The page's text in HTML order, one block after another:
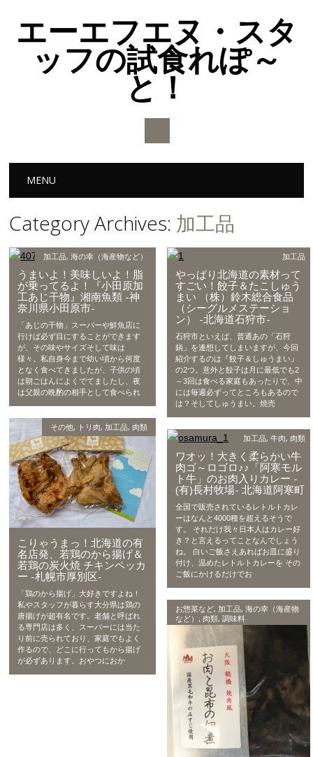
エーエフエヌ・スタ
ッフの試食れぽ～
と！
Main menu
MENU
Category Archives: 加工品
加工品,海の幸（海産物など）
うまいよ！美味しいよ！脂
が乗ってるよ！『小田原加
工あじ干物』湘南魚類 -神
奈川県小田原市-
「あじの干物」スーパーや鮮魚店に
行けば必ず目にすることができます
が、その味やサイズそして味は
様々。私自身今まで幼い頃から何度
となく食べてきましたが、子供の頃
は朝ごはんによくでてましたし、夜
は父親の晩酌の相手として食べられ
加工品
やっぱり北海道の素材って
すごい！餃子＆たこしゅう
まい （株）鈴木総合食品
（シーグルメステーショ
ン） -北海道石狩市-
石狩市といえば、普通あの「石狩
鍋」を連想してしまいますが、今回
紹介するのは『餃子＆しゅうまい』
の2つ。意外と餃子は月に最低でも2
～3回は食べる家庭もあったりで、中
には毎週必ずってところもあるので
は？そしてしゅうまい。焼売
その他, トリ肉,加工品, 肉類
こりゃうまっ！北海道の有
名店発、若鶏のから揚げ＆
若鶏の炭火焼 チキンペッカ
ー -札幌市厚別区-
「鶏のから揚げ」大好きですよね！
私やスタッフが暮らす大分県は鶏の
唐揚げが超有名です。老舗と呼ばれ
る専門店は多く、スーパーには当た
り前に売られており、家庭でもよく
作るので、どこに行ってもから揚げ
が必ずあります。おやつにおか
加工品,牛肉, 肉類
ワオッ！大きく柔らかい牛
肉ゴ～ロゴロ♪♪「阿寒モル
ト牛」のお肉入りカレー -
(有)長村牧場- 北海道阿寒町
全国で販売されているレトルトカレ
ーはなんと4000種を超えるそうで
す。 それだけ我々日本人はカレー好
き？と言えるってことなんでしょう
ね。 白いご飯さえあればお皿に盛り
付け、温めたレトルトカレーを その
ご飯にかけるだけでお
お惣菜など,加工品,海の幸（海産物
など） , 肉類,調味料